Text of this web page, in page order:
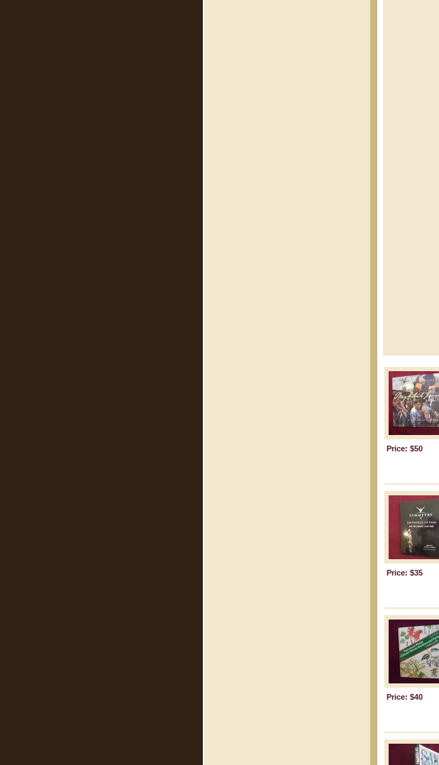
Price: $50
Price: $35
Price: $40